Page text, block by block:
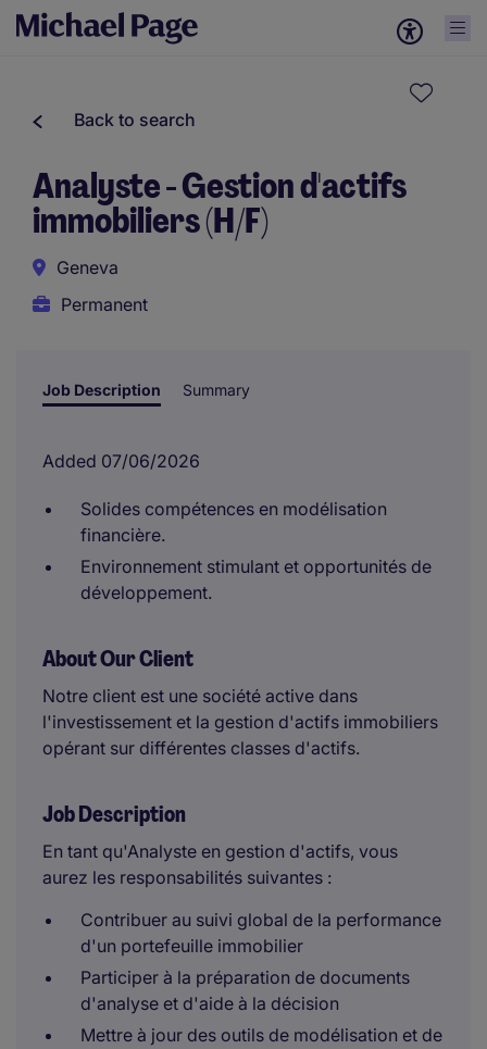
Back to search
Analyste - Gestion d'actifs
immobiliers (H/F)
Geneva
Permanent
Job Description Summary
Added 07/06/2026
Solides compétences en modélisation
financière.
Environnement stimulant et opportunités de
développement.
About Our Client
Notre client est une société active dans
l'investissement et la gestion d'actifs immobiliers
opérant sur différentes classes d'actifs.
Job Description
En tant qu'Analyste en gestion d'actifs, vous
aurez les responsabilités suivantes :
Contribuer au suivi global de la performance
d'un portefeuille immobilier
Participer à la préparation de documents
d'analyse et d'aide à la décision
Mettre à jour des outils de modélisation et de